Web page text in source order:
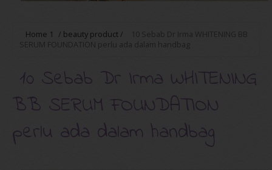
Home 1 / beauty product/
10 Sebab Dr Irma WHITENING BB
SERUM FOUNDATION perlu ada dalam handbag
10 Sebab Dr Irma WHITENING
BB SERUM FOUNDATION
perlu ada dalam handbag